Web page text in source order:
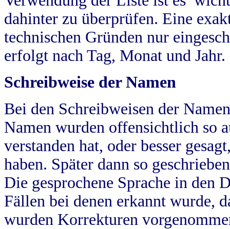
dahinter zu überprüfen. Eine
technischen Gründen nur
erfolgt nach Tag, Monat und Jahr.
Schreibweise der Namen
Bei den Schreibweisen der
Namen wurden offensichtlich so
verstanden hat, oder besser
haben. Später dann so
Die gesprochene Sprache in
Fällen bei denen erkannt wurde,
wurden Korrekturen